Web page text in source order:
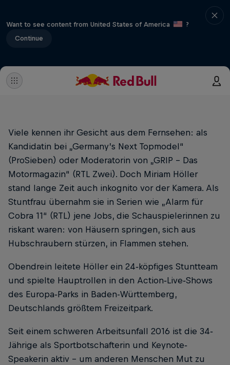
Want to see content from United States of America
?
Continue
Viele kennen ihr Gesicht aus dem Fernsehen: als
Kandidatin bei „Germany’s Next Topmodel“
(ProSieben) oder Moderatorin von „GRIP – Das
Motormagazin“ (RTL Zwei). Doch Miriam Höller
stand lange Zeit auch inkognito vor der Kamera. Als
Stuntfrau übernahm sie in Serien wie „Alarm für
Cobra 11“ (RTL) jene Jobs, die Schauspielerinnen zu
riskant waren: von Häusern springen, sich aus
Hubschraubern stürzen, in Flammen stehen.
Obendrein leitete Höller ein 24‐köpfiges Stuntteam
und spielte Hauptrollen in den Action‐Live‐Shows
des Europa‐Parks in Baden-Württemberg,
Deutschlands größtem Freizeitpark.
Seit einem schweren Arbeitsunfall 2016 ist die 34‐
Jährige als Sportbotschafterin und Keynote‐
Speakerin aktiv – um anderen Menschen Mut zu